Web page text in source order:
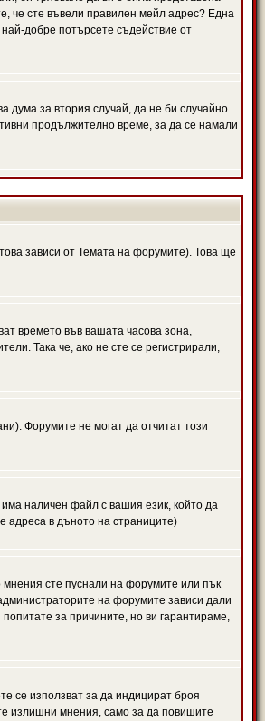
че сте въвели правилен мейл адрес? Една
добре потърсете съдействие от
дума за втория случай, да не би случайно
продължително време, за да се намали
зависи от Темата на форумите). Това ще
времето във вашата часова зона,
Така че, ако не сте се регистрирали,
Форумите не могат да отчитат този
наличен файл с вашия език, който да
адреса в дъното на страниците)
мнения сте пуснали на форумите или пък
на форумите зависи дали
за причините, но ви гарантираме,
се използват за да индицират броя
излишни мнения, само за да повишите